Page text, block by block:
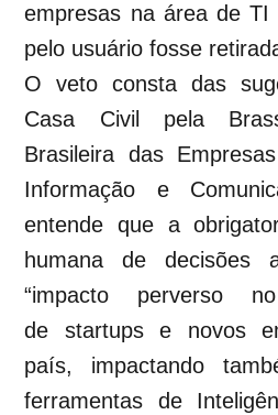
empresas na área de
pelo usuário fosse
O veto consta das
Casa Civil pela
Brasileira das
Informação e
entende que a
humana de decisões
“impacto perverso
de startups e novos
país, impactando
ferramentas de